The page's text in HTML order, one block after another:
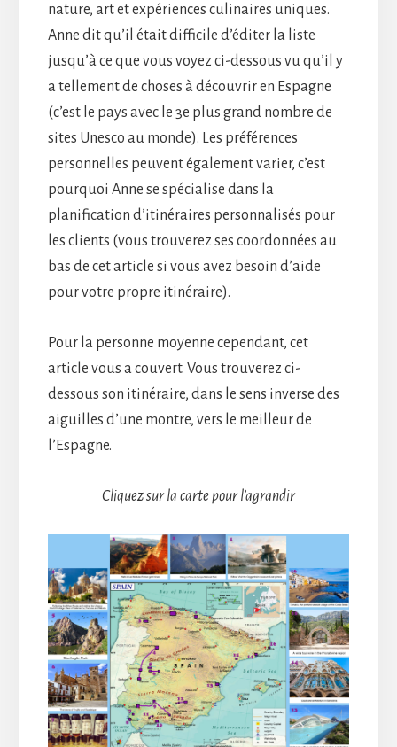
nature, art et expériences culinaires uniques.
Anne dit qu’il était difficile d’éditer la liste
jusqu’à ce que vous voyez ci-dessous vu qu’il y
a tellement de choses à découvrir en Espagne
(c’est le pays avec le 3e plus grand nombre de
sites Unesco au monde). Les préférences
personnelles peuvent également varier, c’est
pourquoi Anne se spécialise dans la
planification d’itinéraires personnalisés pour
les clients (vous trouverez ses coordonnées au
bas de cet article si vous avez besoin d’aide
pour votre propre itinéraire).
Pour la personne moyenne cependant, cet
article vous a couvert. Vous trouverez ci-
dessous son itinéraire, dans le sens inverse des
aiguilles d’une montre, vers le meilleur de
l’Espagne.
Cliquez sur la carte pour l’agrandir